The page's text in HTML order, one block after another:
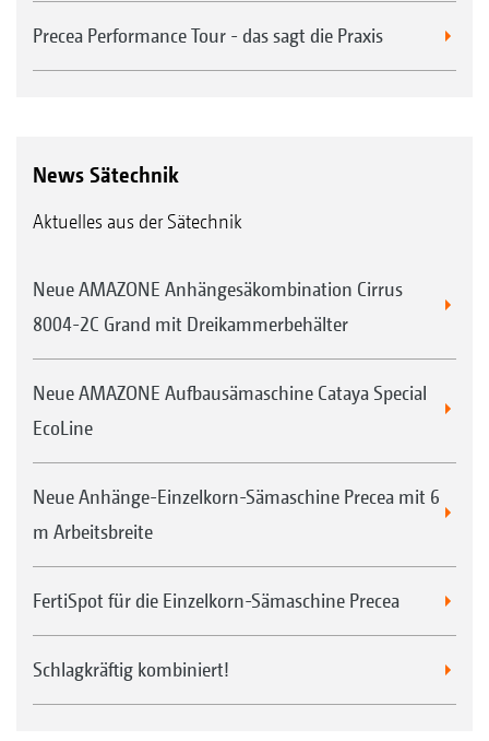
Precea Performance Tour - das sagt die Praxis
News Sätechnik
Aktuelles aus der Sätechnik
Neue AMAZONE Anhängesäkombination Cirrus
8004-2C Grand mit Dreikammerbehälter
Neue AMAZONE Aufbausämaschine Cataya Special
EcoLine
Neue Anhänge-Einzelkorn-Sämaschine Precea mit 6
m Arbeitsbreite
FertiSpot für die Einzelkorn-Sämaschine Precea
Schlagkräftig kombiniert!